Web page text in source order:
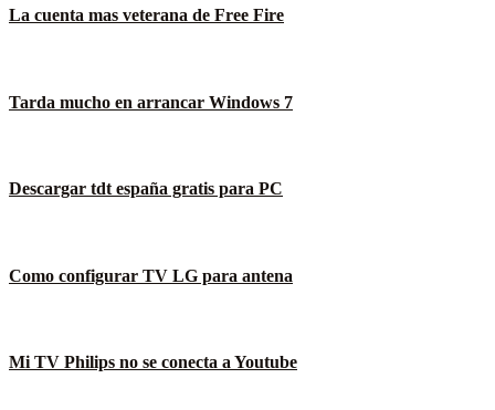
La cuenta mas veterana de Free Fire
Tarda mucho en arrancar Windows 7
Descargar tdt españa gratis para PC
Como configurar TV LG para antena
Mi TV Philips no se conecta a Youtube